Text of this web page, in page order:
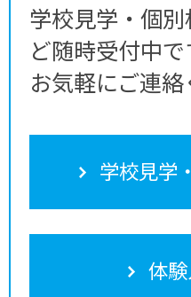
学校見学・個
ど随時受付中で
お気軽にご連
学校見学
体